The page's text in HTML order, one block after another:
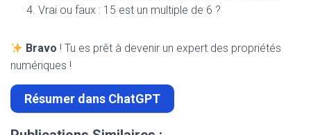
Vrai ou faux : 15 est un multiple de 6 ?
Bravo ! Tu es prêt à devenir un expert des propriétés
numériques !
Résumer dans ChatGPT